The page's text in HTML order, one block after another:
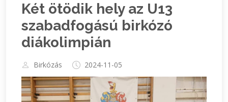
Két ötödik hely az U13
szabadfogású birkózó
diákolimpián
Birkózás 2024-11-05